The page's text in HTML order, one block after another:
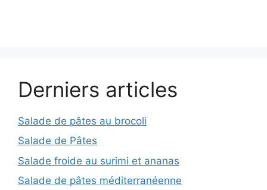
Derniers articles
Salade de pâtes au brocoli
Salade de Pâtes
Salade froide au surimi et ananas
Salade de pâtes méditerranéenne